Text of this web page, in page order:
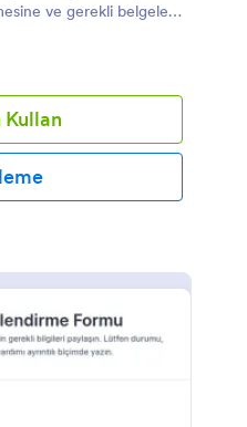
ve gerekli belgeleri
olur.